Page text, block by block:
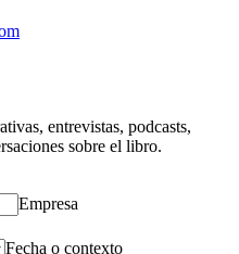
entrevistas, podcasts,
sobre el libro.
Empresa
Fecha o contexto